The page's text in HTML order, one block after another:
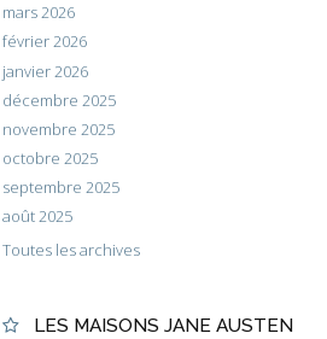
mars 2026
février 2026
janvier 2026
décembre 2025
novembre 2025
octobre 2025
septembre 2025
août 2025
Toutes les archives
LES MAISONS JANE AUSTEN